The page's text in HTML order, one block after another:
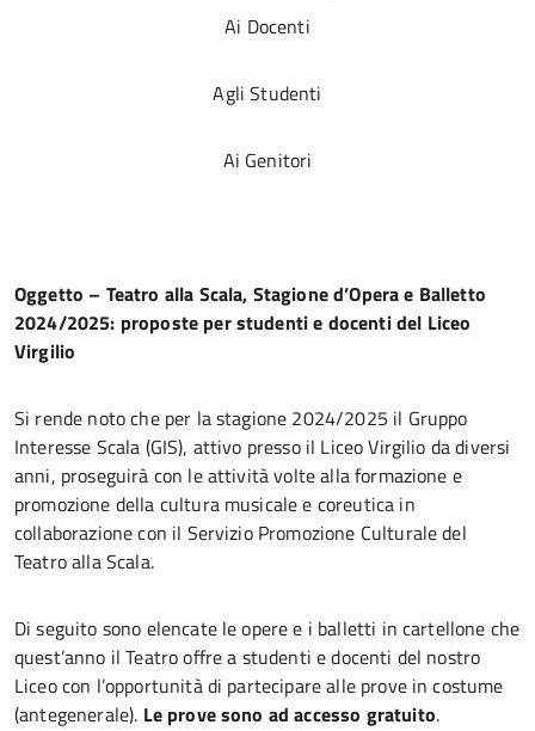
Ai Docenti
Agli Studenti
Ai Genitori
Oggetto – Teatro alla Scala, Stagione d’Opera e Balletto
2024/2025: proposte per studenti e docenti del Liceo
Virgilio
Si rende noto che per la stagione 2024/2025 il Gruppo
Interesse Scala (GIS), attivo presso il Liceo Virgilio da diversi
anni, proseguirà con le attività volte alla formazione e
promozione della cultura musicale e coreutica in
collaborazione con il Servizio Promozione Culturale del
Teatro alla Scala.
Di seguito sono elencate le opere e i balletti in cartellone che
quest’anno il Teatro offre a studenti e docenti del nostro
Liceo con l’opportunità di partecipare alle prove in costume
(antegenerale). Le prove sono ad accesso gratuito.